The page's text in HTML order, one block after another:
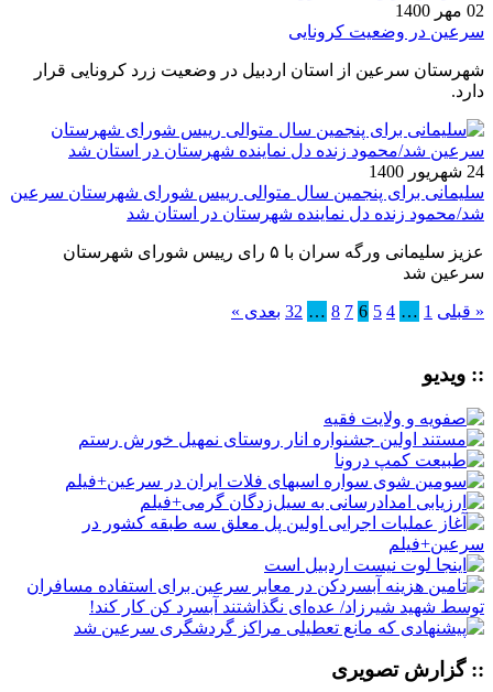
02 مهر 1400
سرعین در وضعیت کرونایی
شهرستان سرعین از استان اردبیل در وضعیت زرد کرونایی قرار
دارد.
24 شهریور 1400
سلیمانی برای پنجمین سال متوالی رییس شورای شهرستان سرعین
شد/محمود زنده دل نماینده شهرستان در استان شد
عزیز سلیمانی ورگه سران با ۵ رای رییس شورای شهرستان
سرعین شد
« قبلی 1
…
4
5
6
7
8
…
32 بعدی »
:: ویدیو
:: گزارش تصویری